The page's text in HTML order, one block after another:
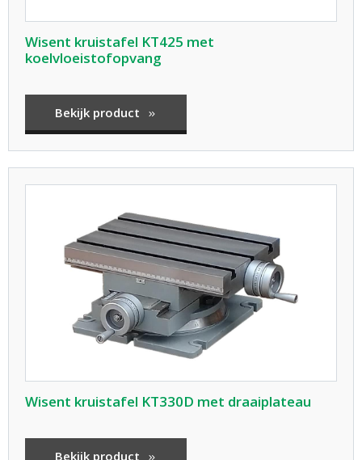
Wisent kruistafel KT425 met
koelvloeistofopvang
Bekijk product
Wisent kruistafel KT330D met draaiplateau
Bekijk product